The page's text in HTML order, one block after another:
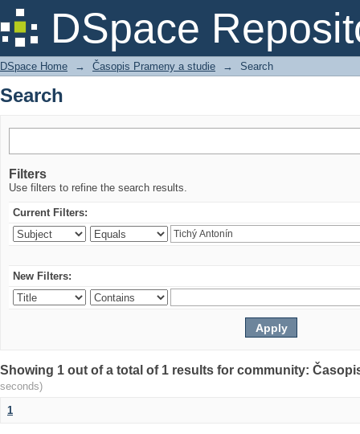
DSpace
Search
DSpace Home → Časopis Prameny a studie → Search
Search
Filters
Use filters to refine the search results.
Current Filters:
New Filters:
Showing 1 out of a total of 1 results for community:
seconds)
1